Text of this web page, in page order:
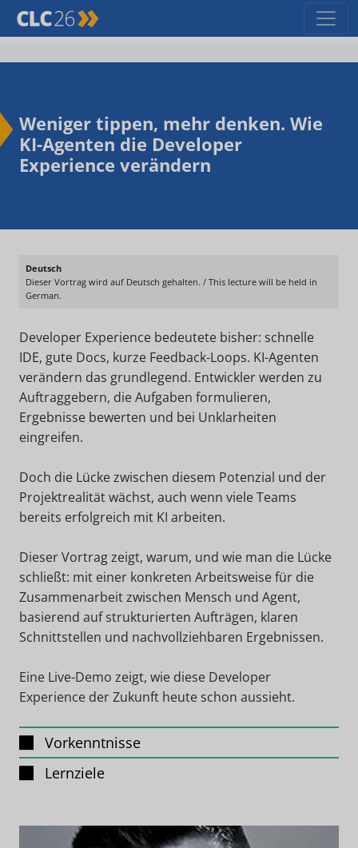
Weniger tippen, mehr denken. Wie
KI-Agenten die Developer
Experience verändern
Deutsch
Dieser Vortrag wird auf Deutsch gehalten. / This lecture will be held in
German.
Developer Experience bedeutete bisher: schnelle
IDE, gute Docs, kurze Feedback-Loops. KI-Agenten
verändern das grundlegend. Entwickler werden zu
Auftraggebern, die Aufgaben formulieren,
Ergebnisse bewerten und bei Unklarheiten
eingreifen.
Doch die Lücke zwischen diesem Potenzial und der
Projektrealität wächst, auch wenn viele Teams
bereits erfolgreich mit KI arbeiten.
Dieser Vortrag zeigt, warum, und wie man die Lücke
schließt: mit einer konkreten Arbeitsweise für die
Zusammenarbeit zwischen Mensch und Agent,
basierend auf strukturierten Aufträgen, klaren
Schnittstellen und nachvollziehbaren Ergebnissen.
Eine Live-Demo zeigt, wie diese Developer
Experience der Zukunft heute schon aussieht.
Vorkenntnisse
Lernziele